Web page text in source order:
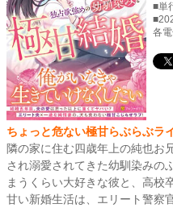
■単
各
ちょっと危ない極甘らぶらぶラ
隣の家に住む四歳年上の純也お
され溺愛されてきた幼馴染みの
まうくらい大好きな彼と、高校
甘い新婚生活は、エリート警察